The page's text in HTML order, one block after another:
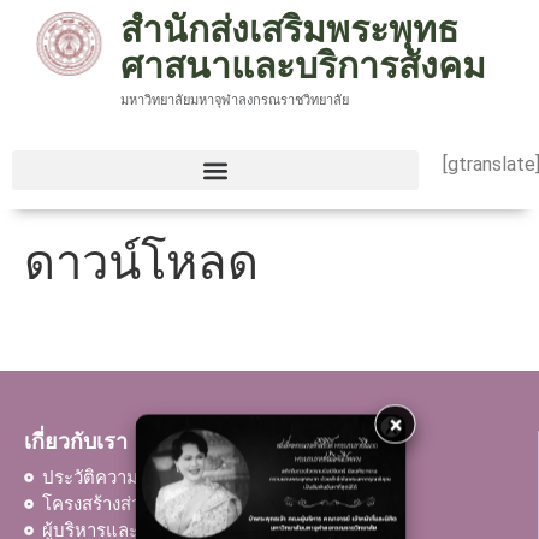
×
สำนักส่งเสริมพระพุทธ
ศาสนาและบริการสังคม
มหาวิทยาลัยมหาจุฬาลงกรณราชวิทยาลัย
ดาวน์โหลด
เกี่ยวกับเรา
ประวัติความเป็นมา
โครงสร้างส่วนงาน
ผู้บริหารและบุคลากร